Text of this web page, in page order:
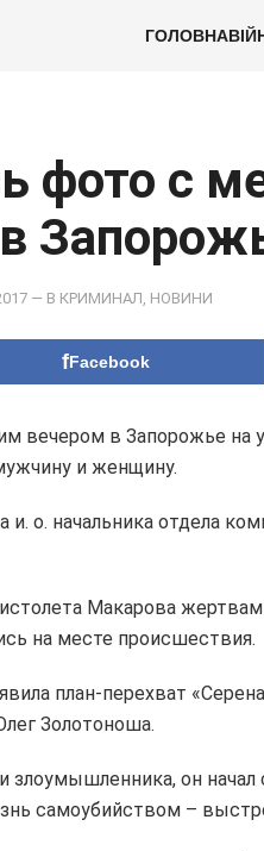
ГОЛОВНА
фото с
— В КРИМИНАЛ НОВИНИ
Facebook
вечером в Запорожье
и женщину.
и. о. начальника отдела
Макарова
на месте происшествия.
план-перехват
Золотоноша.
злоумышленника, он начал
самоубийством –